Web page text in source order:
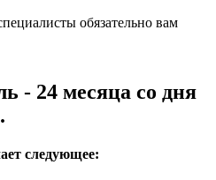
обязательно вам
- 24 месяца со дня
следующее: